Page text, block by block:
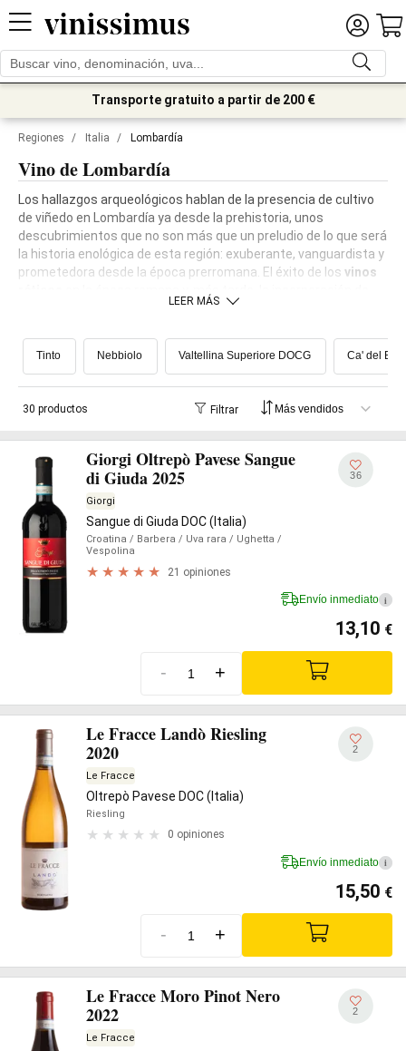
Transporte gratuito a partir de 200 €
Regiones / Italia / Lombardía
Vino de Lombardía
Los hallazgos arqueológicos hablan de la presencia de cultivo
de viñedo en Lombardía ya desde la prehistoria, unos
descubrimientos que no son más que un preludio de lo que será
la historia enológica de esta región: exuberante, vanguardista y
prometedora desde la época prerromana. El éxito de los vinos
las técnicas enológicas francesas han convertido Lombardía
de la península italiana. Entre llanuras, colinas y montañas, el
territorio lombardo se caracteriza por lagran diversidad de
climas igualmente
variables, desde el continental al de montaña o de lago.
LEER MÁS
Tinto Nebbiolo Valtellina Superiore DOCG Ca' del
30 productos Filtrar
Giorgi Oltrepò Pavese Sangue
di Giuda 2025
Giorgi
Sangue di Giuda DOC (Italia)
Croatina / Barbera / Uva rara / Ughetta /
Vespolina
21 opiniones
36
Envío inmediato i
13,10 €
- +
Le Fracce Landò Riesling
2020
Le Fracce
Oltrepò Pavese DOC (Italia)
Riesling
0 opiniones
2
Envío inmediato i
15,50 €
- +
Le Fracce Moro Pinot Nero
2022
Le Fracce
2